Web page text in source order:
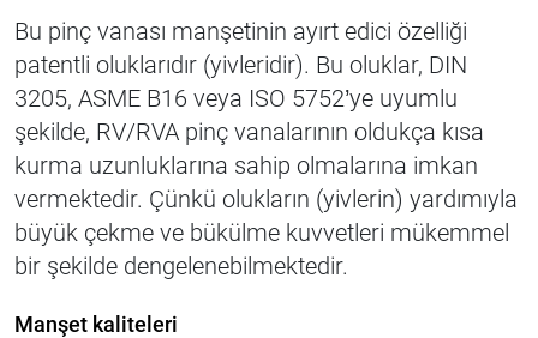
Bu pinç vanası manşetinin ayırt edici özelliği
patentli oluklarıdır (yivleridir). Bu oluklar, DIN
3205, ASME B16 veya ISO 5752’ye uyumlu
şekilde, RV/RVA pinç vanalarının oldukça kısa
kurma uzunluklarına sahip olmalarına imkan
vermektedir. Çünkü olukların (yivlerin) yardımıyla
büyük çekme ve bükülme kuvvetleri mükemmel
bir şekilde dengelenebilmektedir.
Manşet kaliteleri